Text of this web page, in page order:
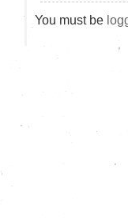
You must be